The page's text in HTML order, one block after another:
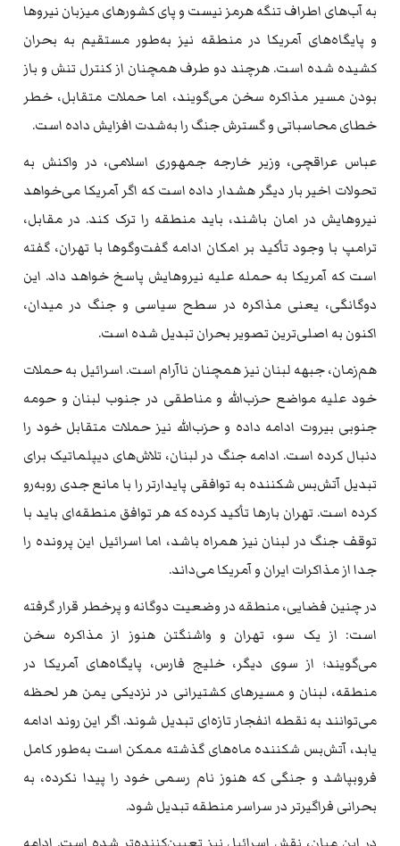
به آب‌های اطراف تنگه هرمز نیست و پای کشورهای میزبان نیروها
و پایگاه‌های آمریکا در منطقه نیز به‌طور مستقیم به بحران
کشیده شده است. هرچند دو طرف همچنان از کنترل تنش و باز
بودن مسیر مذاکره سخن می‌گویند، اما حملات متقابل، خطر
خطای محاسباتی و گسترش جنگ را به‌شدت افزایش داده است.
عباس عراقچی، وزیر خارجه جمهوری اسلامی، در واکنش به
تحولات اخیر بار دیگر هشدار داده است که اگر آمریکا می‌خواهد
نیروهایش در امان باشند، باید منطقه را ترک کند. در مقابل،
ترامپ با وجود تأکید بر امکان ادامه گفت‌وگوها با تهران، گفته
است که آمریکا به حمله علیه نیروهایش پاسخ خواهد داد. این
دوگانگی، یعنی مذاکره در سطح سیاسی و جنگ در میدان،
اکنون به اصلی‌ترین تصویر بحران تبدیل شده است.
هم‌زمان، جبهه لبنان نیز همچنان ناآرام است. اسرائیل به حملات
خود علیه مواضع حزب‌الله و مناطقی در جنوب لبنان و حومه
جنوبی بیروت ادامه داده و حزب‌الله نیز حملات متقابل خود را
دنبال کرده است. ادامه جنگ در لبنان، تلاش‌های دیپلماتیک برای
تبدیل آتش‌بس شکننده به توافقی پایدارتر را با مانع جدی روبه‌رو
کرده است. تهران بارها تأکید کرده که هر توافق منطقه‌ای باید با
توقف جنگ در لبنان نیز همراه باشد، اما اسرائیل این پرونده را
جدا از مذاکرات ایران و آمریکا می‌داند.
در چنین فضایی، منطقه در وضعیت دوگانه و پرخطر قرار گرفته
است: از یک سو، تهران و واشنگتن هنوز از مذاکره سخن
می‌گویند؛ از سوی دیگر، خلیج فارس، پایگاه‌های آمریکا در
منطقه، لبنان و مسیرهای کشتیرانی در نزدیکی یمن هر لحظه
می‌توانند به نقطه انفجار تازه‌ای تبدیل شوند. اگر این روند ادامه
یابد، آتش‌بس شکننده ماه‌های گذشته ممکن است به‌طور کامل
فروبپاشد و جنگی که هنوز نام رسمی خود را پیدا نکرده، به
بحرانی فراگیرتر در سراسر منطقه تبدیل شود.